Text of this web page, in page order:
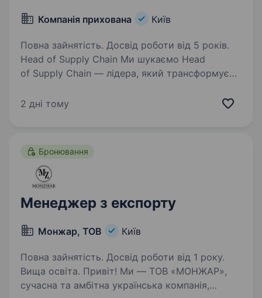
Компанія прихована Київ
Повна зайнятість. Досвід роботи від 5 років.
Head of Supply Chain Ми шукаємо Head
of Supply Chain — лідера, який трансформує
посилить команду та побудує систему, яка
2 дні тому
Бронювання
Менеджер з експорту
Монжар, ТОВ Київ
Повна зайнятість. Досвід роботи від 1 року.
Вища освіта. Привіт! Ми — ТОВ «МОНЖАР»,
сучасна та амбітна українська компанія,